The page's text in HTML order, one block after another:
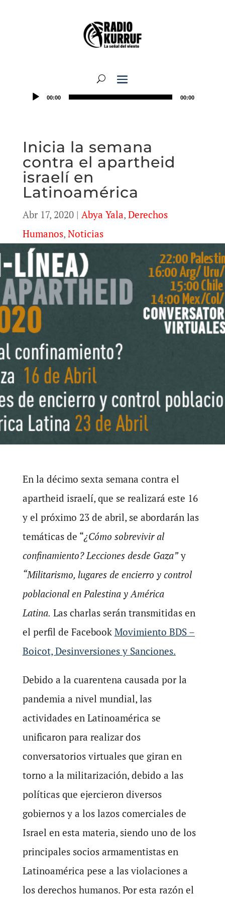
00:00 00:00
Inicia la semana
contra el apartheid
israelí en
Latinoamérica
Abr 17, 2020| Abya Yala, Derechos
Humanos, Noticias
En la décimo sexta semana contra el
apartheid israelí, que se realizará este 16
y el próximo 23 de abril, se abordarán las
temáticas de “¿Cómo sobrevivir al
confinamiento? Lecciones desde Gaza”y
“Militarismo, lugares de encierro y control
poblacional en Palestina y América
Latina. Las charlas serán transmitidas en
el perfil de Facebook Movimiento BDS –
Boicot, Desinversiones y Sanciones.
Debido a la cuarentena causada por la
pandemia a nivel mundial, las
actividades en Latinoamérica se
unificaron para realizar dos
conversatorios virtuales que giran en
torno a la militarización, debido a las
políticas que ejercieron diversos
gobiernos y a los lazos comerciales de
Israel en esta materia, siendo uno de los
principales socios armamentistas en
Latinoamérica pese a las violaciones a
los derechos humanos. Por esta razón el